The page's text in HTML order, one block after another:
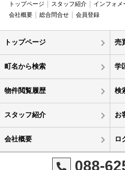
トップページ スタッフ紹介 インフォメ
会社概要
総合問合せ 会員登録
トップページ 売
町名から検索 学
物件閲覧履歴 検
スタッフ紹介 お
会社概要 ロ
088-